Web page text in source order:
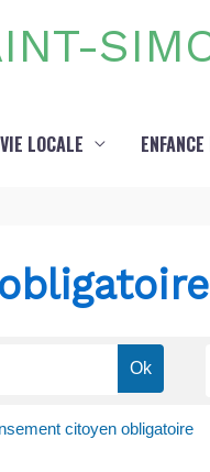
VIE LOCALE
citoyen obligatoire